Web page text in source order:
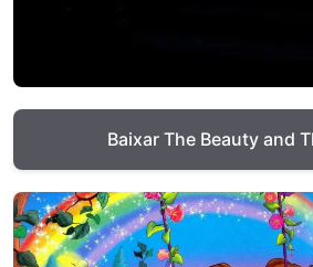
Baixar The Beauty and